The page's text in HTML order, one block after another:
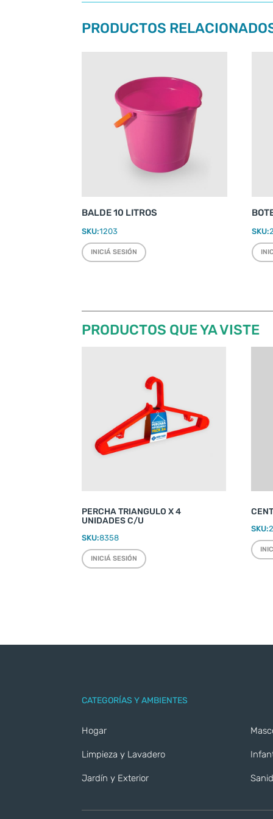
PRODUCTOS
BALDE 10 LITROS
SKU:1203
INICIÁ SESIÓN
SKU:
PRODUCTOS QUE YA VISTE
PERCHA TRIANGULO X 4
UNIDADES C/U
SKU:8358
INICIÁ SESIÓN
SKU:
CATEGORÍAS Y AMBIENTES
Hogar
Limpieza y Lavadero
Jardín y Exterior